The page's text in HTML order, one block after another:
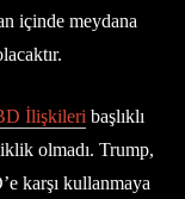
içinde meydana
İlişkileri başlıklı
olmadı. Trump,
karşı kullanmaya